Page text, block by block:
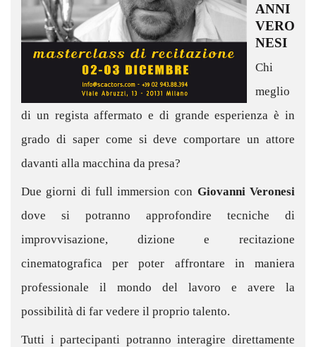
ANNI
VERO
NESI
Chi
meglio
di un regista affermato e di grande esperienza è in
grado di saper come si deve comportare un attore
davanti alla macchina da presa?
Due giorni di full immersion con Giovanni Veronesi
dove si potranno approfondire tecniche di
improvvisazione, dizione e recitazione
cinematografica per poter affrontare in maniera
professionale il mondo del lavoro e avere la
possibilità di far vedere il proprio talento.
Tutti i partecipanti potranno interagire direttamente